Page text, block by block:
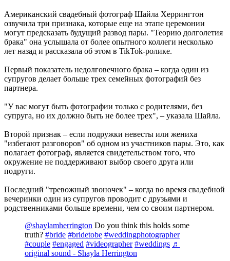
Американский свадебный фотограф Шайла Херрингтон
озвучила три признака, которые еще на этапе церемонии
могут предсказать будущий развод пары. "Теорию долголетия
брака" она услышала от более опытного коллеги несколько
лет назад и рассказала об этом в TikTok-ролике.
Первый показатель недолговечного брака – когда один из
супругов делает больше трех семейных фотографий без
партнера.
"У вас могут быть фотографии только с родителями, без
супруга, но их должно быть не более трех", – указала Шайла.
Второй признак – если подружки невесты или жениха
"избегают разговоров" об одном из участников пары. Это, как
полагает фотограф, является свидетельством того, что
окружение не поддерживают выбор своего друга или
подруги.
Последний "тревожный звоночек" – когда во время свадебной
вечеринки один из супругов проводит с друзьями и
родственниками больше времени, чем со своим партнером.
@shaylamherrington Do you think this holds some
truth? #bride #bridetobe #weddingphotographer
#couple #engaged #videographer #weddings ♬
original sound - Shayla Herrington